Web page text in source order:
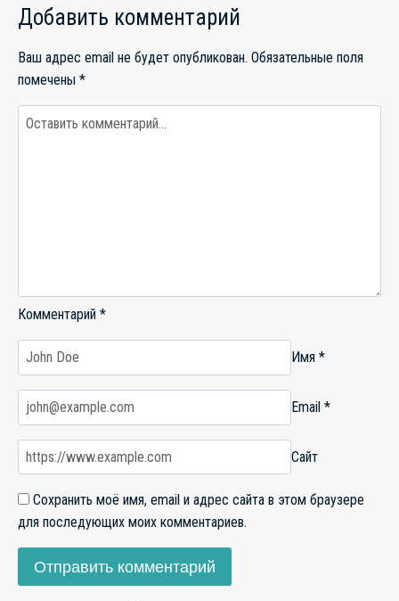
нас
получается.
Добавить комментарий
Ваш адрес email не будет опубликован. Обязательные поля
помечены *
Комментарий *
Имя *
Email *
Сайт
Сохранить моё имя, email и адрес сайта в этом браузере
для последующих моих комментариев.